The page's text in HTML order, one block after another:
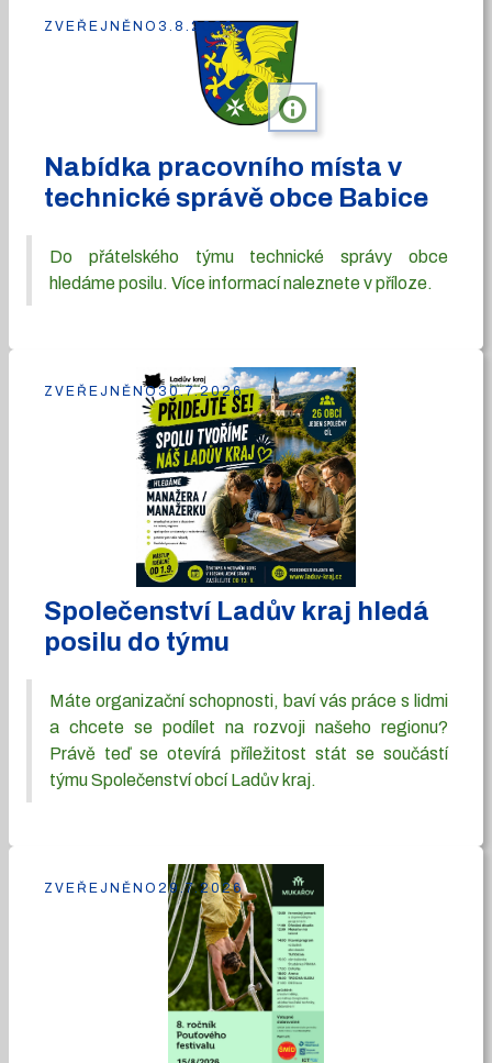
info
Nabídka pracovního místa v
technické správě obce Babice
Do přátelského týmu technické správy obce
hledáme posilu. Více informací naleznete v příloze.
ZVEŘEJNĚNO 3.8.2026
Společenství Ladův kraj hledá
posilu do týmu
Máte organizační schopnosti, baví vás práce s lidmi
a chcete se podílet na rozvoji našeho regionu?
Právě teď se otevírá příležitost stát se součástí
týmu Společenství obcí Ladův kraj.
ZVEŘEJNĚNO30.7.2026
ZVEŘEJNĚNO 29.7.2026